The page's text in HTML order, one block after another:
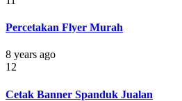
Percetakan Flyer Murah
8 years ago
12
Cetak Banner Spanduk Jualan